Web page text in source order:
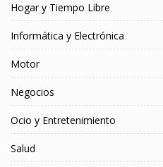
Hogar y Tiempo Libre
Informática y Electrónica
Motor
Negocios
Ocio y Entretenimiento
Salud